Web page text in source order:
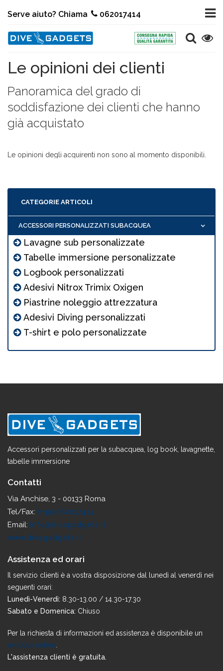
Serve aiuto? Chiama 062017414
Le opinioni dei clienti
Panoramica del grado di
soddisfazione dei clienti che hanno
già acquistato
Le opinioni degli acquirenti non sono al momento disponibili.
CATEGORIE ARTICOLI
ACCESSORI PERSONALIZZATI SUBACQUEA
Lavagne sub personalizzate
Tabelle immersione personalizzate
Logbook personalizzati
Adesivi Nitrox Trimix Oxigen
Piastrine noleggio attrezzatura
Adesivi Diving personalizzati
T-shirt e polo personalizzate
Accessori personalizzati per la subacquea, log book, lavagnette,
tabelle immersione
Contatti
Via Anchise, 3 - 00133 Roma
Tel/Fax: (+39) 062017414
Email: info@divegadgets.it
www.divegadgets.it
Assistenza ed orari
Il servizio clienti è a vostra disposizione dal lunedì al venerdì nei
seguenti orari:
Lunedì-Venerdì: 8.30-13.00 / 14.30-17.30
Sabato e Domenica: Chiuso
Per la richiesta di informazioni ed assistenza è disponibile un
modulo online
L'assistenza clienti è gratuita.